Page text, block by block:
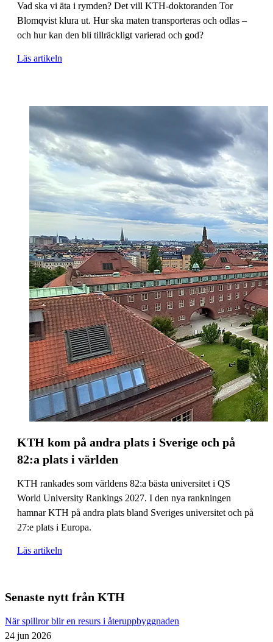
Vad ska vi äta i rymden? Det vill KTH-doktoranden Tor
Blomqvist klura ut. Hur ska maten transporteras och odlas –
och hur kan den bli tillräckligt varierad och god?
Läs artikeln
KTH kom på andra plats i Sverige och på
82:a plats i världen
KTH rankades som världens 82:a bästa universitet i QS
World University Rankings 2027. I den nya rankningen
hamnar KTH på andra plats bland Sveriges universitet och på
27:e plats i Europa.
Läs artikeln
Senaste nytt från KTH
När spillror blir en resurs i återuppbyggnaden
24 jun 2026